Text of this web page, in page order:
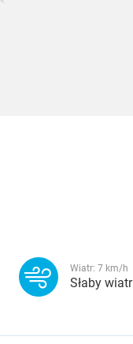
Wiatr: 7 km/h
Słaby wiatr